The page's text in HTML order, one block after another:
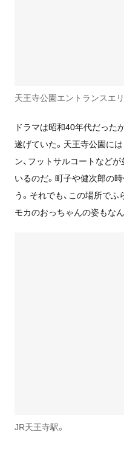
天王寺公園エントランスエリ
ドラマは昭和40年代だった
遂げていた。天王寺公園には
ン、フットサルコートなど
いるのだ。町子や健次郎の
う。それでも、この場所で
モカのおっちゃんの姿もな
JR天王寺駅。